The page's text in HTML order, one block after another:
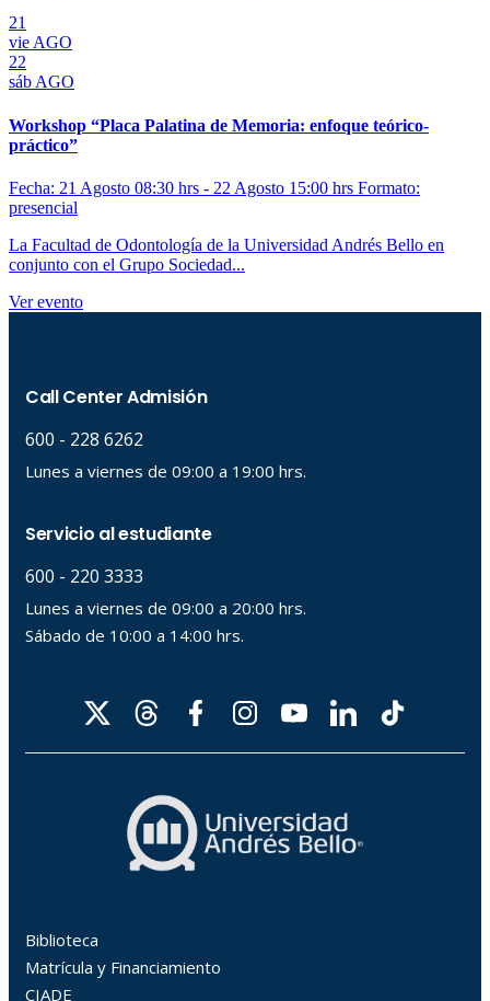
21
vie AGO
22
sáb AGO
Workshop “Placa Palatina de Memoria: enfoque teórico-
práctico”
Fecha: 21 Agosto 08:30 hrs - 22 Agosto 15:00 hrs Formato:
presencial
La Facultad de Odontología de la Universidad Andrés Bello en
conjunto con el Grupo Sociedad...
Ver evento